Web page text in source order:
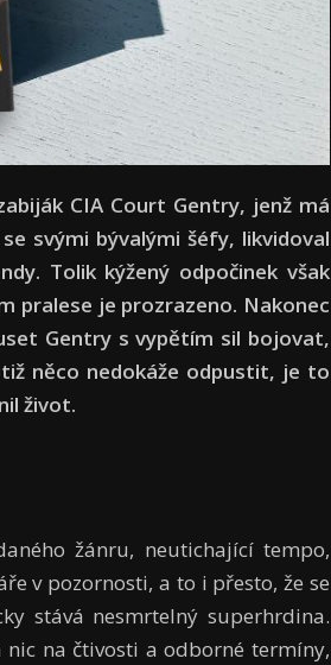
CIA Court Gentry, jenž má
svými bývalými šéfy, likvidoval
Tolik kýžený odpočinek však
pralese je prozrazeno. Nakonec
Gentry s vypětím sil bojovat,
něco nedokáže odpustit, je to
život.
žánru, neutichající tempo,
v pozornosti, a to i přesto, že se
stává nesmrtelný superhrdina.
na čtivosti a odborné termíny,